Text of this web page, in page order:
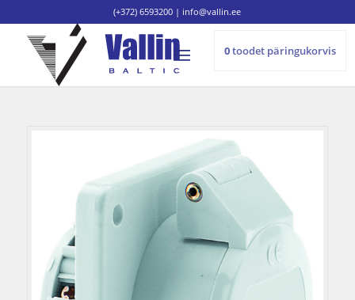
(+372) 6593200 | info@vallin.ee
0toodet päringukorvis